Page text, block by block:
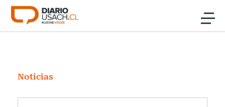
Click acá para ir directamente al contenido
Investigación
Cultura
Noticias